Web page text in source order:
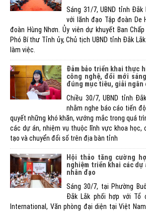
Sáng 31/7, UBND tỉnh
với lãnh đạo Tập đoàn De
đoàn Hùng Nhơn. Ủy viên dự khuyết Ban
Phó Bí thư Tỉnh ủy, Chủ tịch UBND tỉnh Đắk
làm việc.
Đảm bảo triển khai thực
công nghệ, đổi mới
đúng mục tiêu, giải
Chiều 30/7, UBND tỉnh
nhằm nghe báo cáo tiến
quyết những khó khăn, vướng mắc trong quá
các dự án, nhiệm vụ thuộc lĩnh vực khoa học,
tạo và chuyển đổi số trên địa bàn tỉnh
Hội thảo tăng cường
nghiệm triển khai các
nhân đạo
Sáng 30/7, tại Phường
Đắk Lắk phối hợp với Tổ
International, Văn phòng đại diện tại Việt